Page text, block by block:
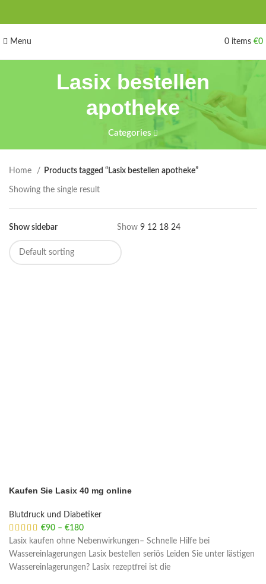
Menu 0 items €0
Lasix bestellen
apotheke
Categories
Home Products tagged “Lasix bestellen apotheke”
Showing the single result
Show sidebar Show 9 12 18 24
Kaufen Sie Lasix 40 mg online
Blutdruck und Diabetiker
€90 – €180
Lasix kaufen ohne Nebenwirkungen– Schnelle Hilfe bei
Wassereinlagerungen Lasix bestellen seriös Leiden Sie unter lästigen
Wassereinlagerungen? Lasix rezeptfrei ist die